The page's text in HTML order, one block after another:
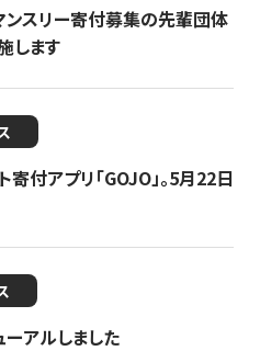
ンスリー寄付募集の先輩団体
します
付アプリ「GOJO」。5月22日
アルしました